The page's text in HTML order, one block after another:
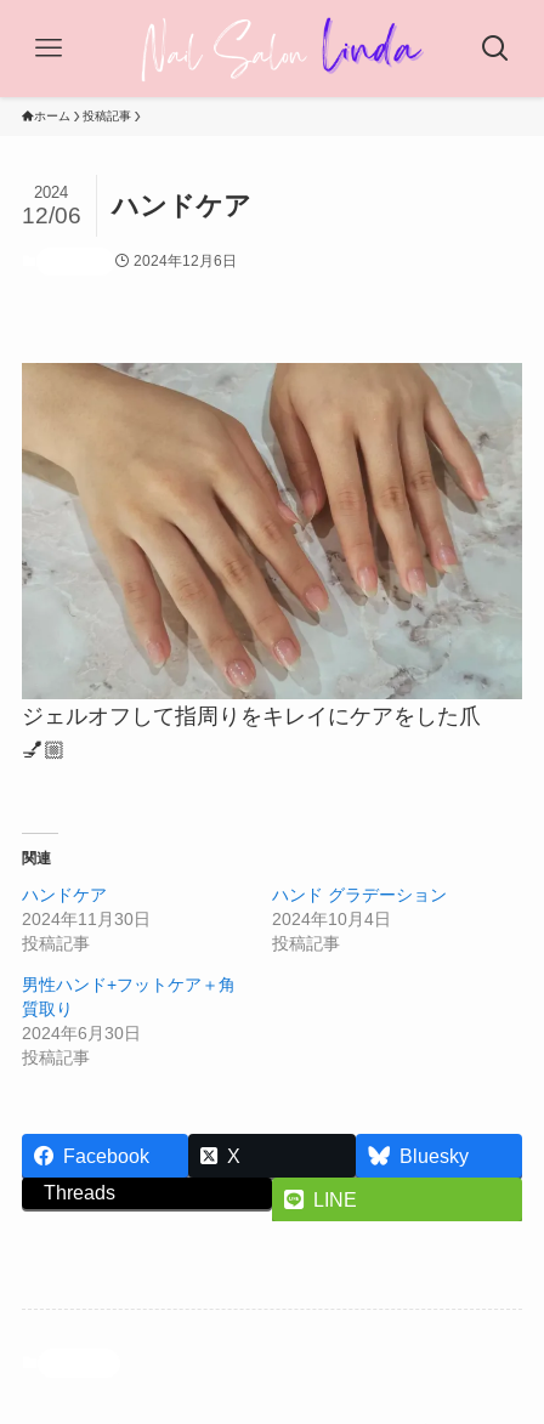
ホーム 投稿記事
ハンドケア
2024
12/06
2024年12月6日
ジェルオフして指周りをキレイにケアをした爪
💅🏼
関連
ハンドケア
2024年11月30日
投稿記事
ハンド グラデーション
2024年10月4日
投稿記事
男性ハンド+フットケア＋角
質取り
2024年6月30日
投稿記事
Facebook X
Bluesky
Threads
LINE